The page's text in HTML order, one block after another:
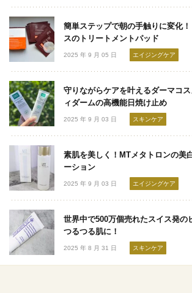
簡単ステップで朝の手触りに変化
スのトリートメントパッド
2025 年 9 月 05 日 エイジングケア
守りながらケアを叶えるダーマコ
ィダームの高機能日焼け止め
2025 年 9 月 03 日 スキンケア
素肌を美しく！MTメタトロンの美
ーション
2025 年 9 月 03 日 エイジングケア
世界中で500万個売れたスイス発の
つるつる肌に！
2025 年 8 月 31 日 スキンケア